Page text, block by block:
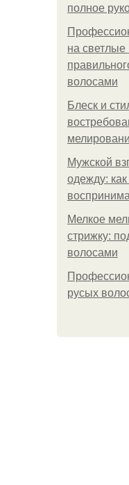
полное
на
волосами
Блеск и
Мужской
одежду:
Мелкое
стрижку:
волосами
русых